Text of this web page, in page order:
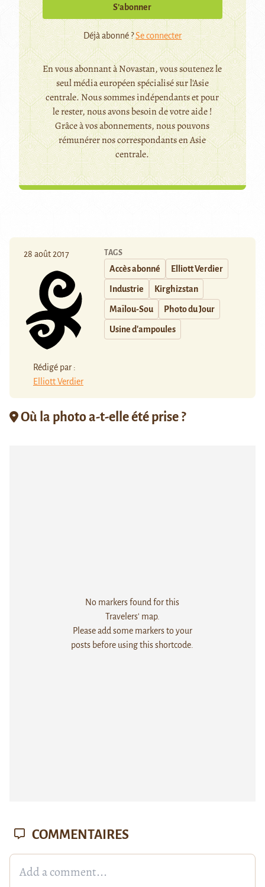
S’abonner
Déjà abonné ?Se connecter
En vous abonnant à Novastan, vous soutenez le
seul média européen spécialisé sur l'Asie
centrale. Nous sommes indépendants et pour
le rester, nous avons besoin de votre aide !
Grâce à vos abonnements, nous pouvons
rémunérer nos correspondants en Asie
centrale.
28 août 2017
Rédigé par :
Elliott Verdier
TAGS
Accès abonné Elliott Verdier
Industrie Kirghizstan
Maïlou-Sou Photo du Jour
Usine d'ampoules
Où la photo a-t-elle été prise ?
No markers found for this
Travelers' map.
Please add some markers to your
posts before using this shortcode.
COMMENTAIRES